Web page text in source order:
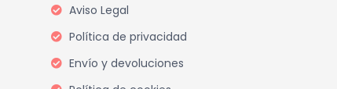
Aviso Legal
Política de privacidad
Envío y devoluciones